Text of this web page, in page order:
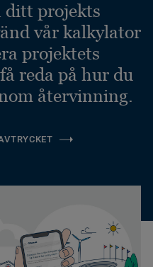
ditt projekts
vår kalkylator
projektets
reda på hur du
återvinning.